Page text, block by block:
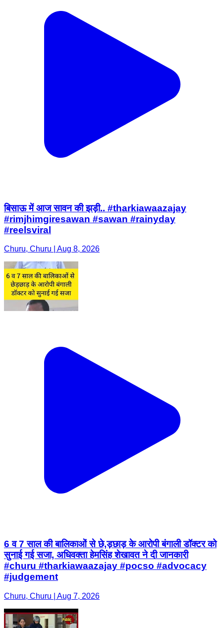
बिसाऊ में आज सावन की झड़ी.. #tharkiawaazajay
#rimjhimgiresawan #sawan #rainyday
#reelsviral
Churu, Churu | Aug 8, 2026
6 व 7 साल की बालिकाओं से छे,ड़छाड़ के आरोपी बंगाली डॉक्टर को
सुनाई गई सजा, अधिवक्ता हेमसिंह शेखावत ने दी जानकारी
#churu #tharkiawaazajay #pocso #advocacy
#judgement
Churu, Churu | Aug 7, 2026